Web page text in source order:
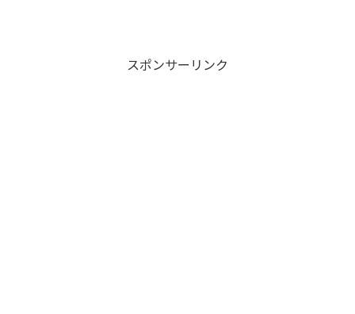
スポンサーリンク